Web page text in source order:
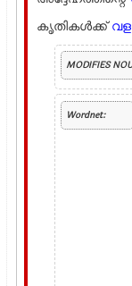
കൃതികൾക്ക്
MODIFIES
Wordnet: